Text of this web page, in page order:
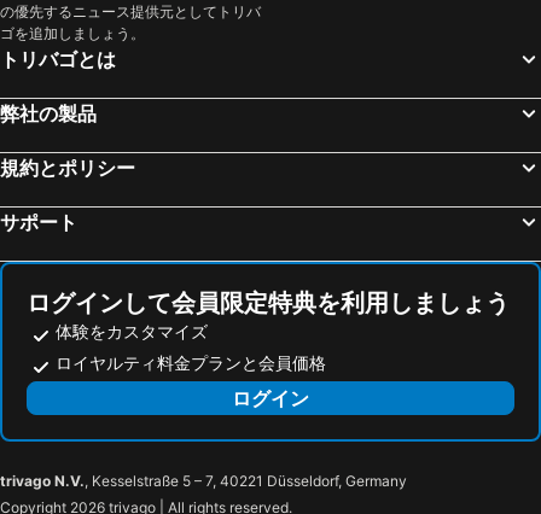
ジンジャンインフイシャンオールドタウン無錫
king-euro hotel
Habbo Hotel Wuxi Zhongshan Road Branch
Green Tree Inn Wuxi Nanshanshi
Starway Wuxi Railway Station
Yuanyi Hotel
Hotel Indigo Wuxi Taihu New City By Ihg
Hongkou District
Putuo District
Qibao
Huangpu District
Shanghai Stadium
Shanghai Maglev train
Pingjiang District
Expo 2010
Chenghuang Temple
Gulou District
Jin Mao Dasha
Nanshi
Shanghai Science and Technology Museum
Nanjing International Exhibition Center
Huacao
Jin Jinmao building
Xiangcheng District
の優先するニュース提供元としてトリバ
ゴを追加しましょう。
トリバゴとは
弊社の製品
規約とポリシー
サポート
ログインして会員限定特典を利用しましょう
体験をカスタマイズ
ロイヤルティ料金プランと会員価格
ログイン
trivago N.V., Kesselstraße 5 – 7, 40221 Düsseldorf, Germany
Copyright 2026 trivago | All rights reserved.